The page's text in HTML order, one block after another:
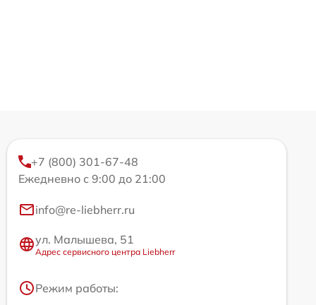
+7 (800) 301-67-48
Ежедневно с 9:00 до 21:00
info@re-liebherr.ru
ул. Малышева, 51
Адрес сервисного центра Liebherr
Режим работы: